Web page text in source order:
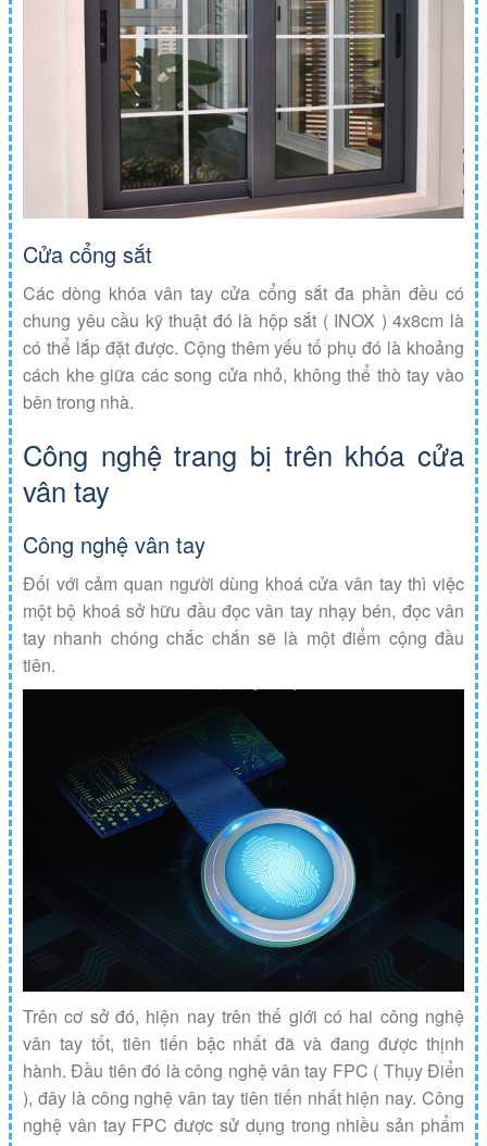
Cửa cổng sắt
Các dòng khóa vân tay cửa cổng sắt đa phần đều có
chung yêu cầu kỹ thuật đó là hộp sắt ( INOX ) 4x8cm là
có thể lắp đặt được. Cộng thêm yếu tố phụ đó là khoảng
cách khe giữa các song cửa nhỏ, không thể thò tay vào
bên trong nhà.
Công nghệ trang bị trên khóa cửa
vân tay
Công nghệ vân tay
Đối với cảm quan người dùng khoá cửa vân tay thì việc
một bộ khoá sở hữu đầu đọc vân tay nhạy bén, đọc vân
tay nhanh chóng chắc chắn sẽ là một điểm cộng đầu
tiên.
Trên cơ sở đó, hiện nay trên thế giới có hai công nghệ
vân tay tốt, tiên tiến bậc nhất đã và đang được thịnh
hành. Đầu tiên đó là công nghệ vân tay FPC ( Thụy Điển
), đây là công nghệ vân tay tiên tiến nhất hiện nay. Công
nghệ vân tay FPC được sử dụng trong nhiều sản phẩm